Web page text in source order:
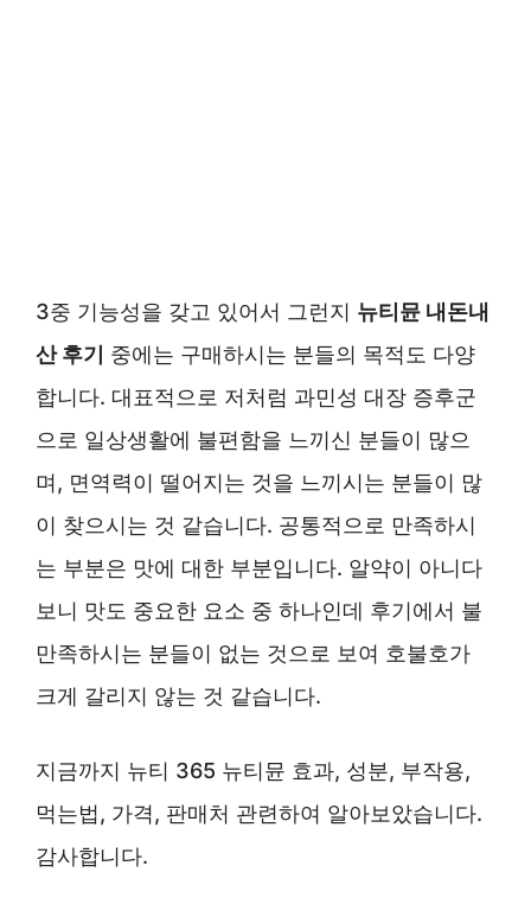
3중 기능성을 갖고 있어서 그런지 뉴티뮨 내돈내
산 후기
중에는 구매하시는 분들의 목적도 다양
합니다. 대표적으로 저처럼 과민성 대장 증후군
으로 일상생활에 불편함을 느끼신 분들이 많으
며, 면역력이 떨어지는 것을 느끼시는 분들이 많
이 찾으시는 것 같습니다. 공통적으로 만족하시
는 부분은 맛에 대한 부분입니다. 알약이 아니다
보니 맛도 중요한 요소 중 하나인데 후기에서 불
만족하시는 분들이 없는 것으로 보여 호불호가
크게 갈리지 않는 것 같습니다.
지금까지 뉴티 365 뉴티뮨 효과, 성분, 부작용,
먹는법, 가격, 판매처 관련하여 알아보았습니다.
감사합니다.